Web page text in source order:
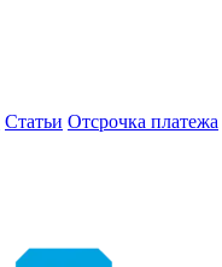
Статьи Отсрочка платежа